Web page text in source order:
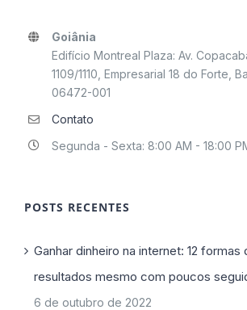
Goiânia
Edifício Montreal Plaza: Av.
1109/1110, Empresarial 18 do Forte,
06472-001
Contato
Segunda - Sexta: 8:00 AM - 18:00
POSTS RECENTES
Ganhar dinheiro na internet: 12 formas
resultados mesmo com poucos
6 de outubro de 2022